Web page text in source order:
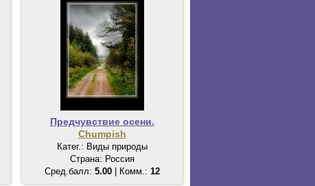
Предчувствие осени.
Chumpish
Катег.: Виды природы
Страна: Россия
Сред.балл: 5.00| Комм.: 12